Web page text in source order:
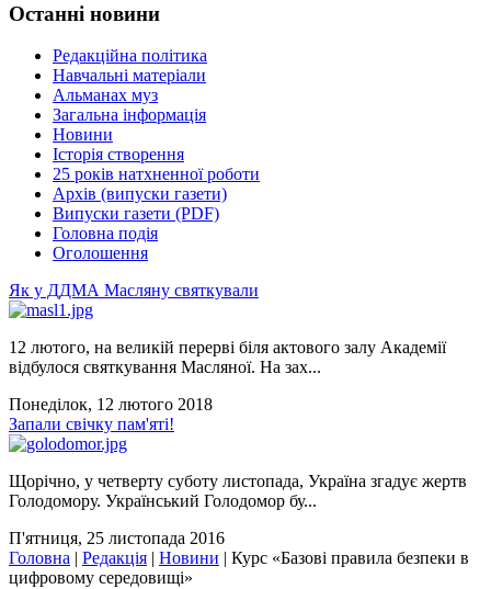
Останні новини
Редакційна політика
Навчальні матеріали
Альманах муз
Загальна інформація
Новини
Історія створення
25 років натхненної роботи
Архів (випуски газети)
Випуски газети (PDF)
Головна подія
Оголошення
Як у ДДМА Масляну святкували
12 лютого, на великій перерві біля актового залу Академії
відбулося святкування Масляної. На зах...
Понеділок, 12 лютого 2018
Запали свічку пам'яті!
Щорічно, у четверту суботу листопада, Україна згадує жертв
Голодомору. Український Голодомор бу...
П'ятниця, 25 листопада 2016
Головна | Редакція | Новини | Курс «Базові правила безпеки в
цифровому середовищі»